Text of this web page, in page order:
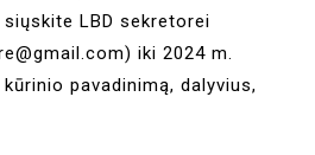
LBD sekretorei
iki 2024 m.
pavadinimą, dalyvius,